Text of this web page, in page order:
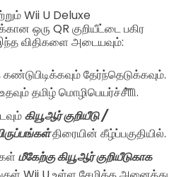
Wii U Deluxe
ஒரு QR குறியீட்டை பகிர
விதிகளை அடையவும்:
கண்டுபிடிக்கவும் தேர்ந்தெடுக்கவும்.
உதவும் தமிழ் மொழிபெயர்ச்சி்ிிி.
கியூஆர் குறியீடு /
திரையின் கீழ்ப்பகுதியில்.
மீகேற்கு கியூஆர் குறியீடுகாக